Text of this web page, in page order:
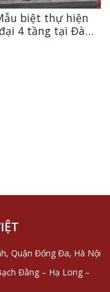
biệt thự hiện
đại 4 tầng tại Đà
Quận Đống Đa, Hà Nội
Đằng – Hạ Long –